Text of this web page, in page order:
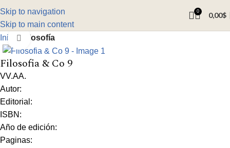
Skip to navigation
Skip to main content
0 0,00$
Inicio Filosofía
Click to enlarge
Filosofia & Co 9
VV.AA.
Autor:
Editorial:
ISBN:
Año de edición:
Paginas: